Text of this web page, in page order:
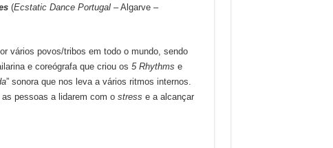
(Ecstatic Dance Portugal– Algarve –
vários povos/tribos em todo o mundo, sendo
e coreógrafa que criou os 5 Rhythms e
” sonora que nos leva a vários ritmos internos.
pessoas a lidarem com o stress e a alcançar